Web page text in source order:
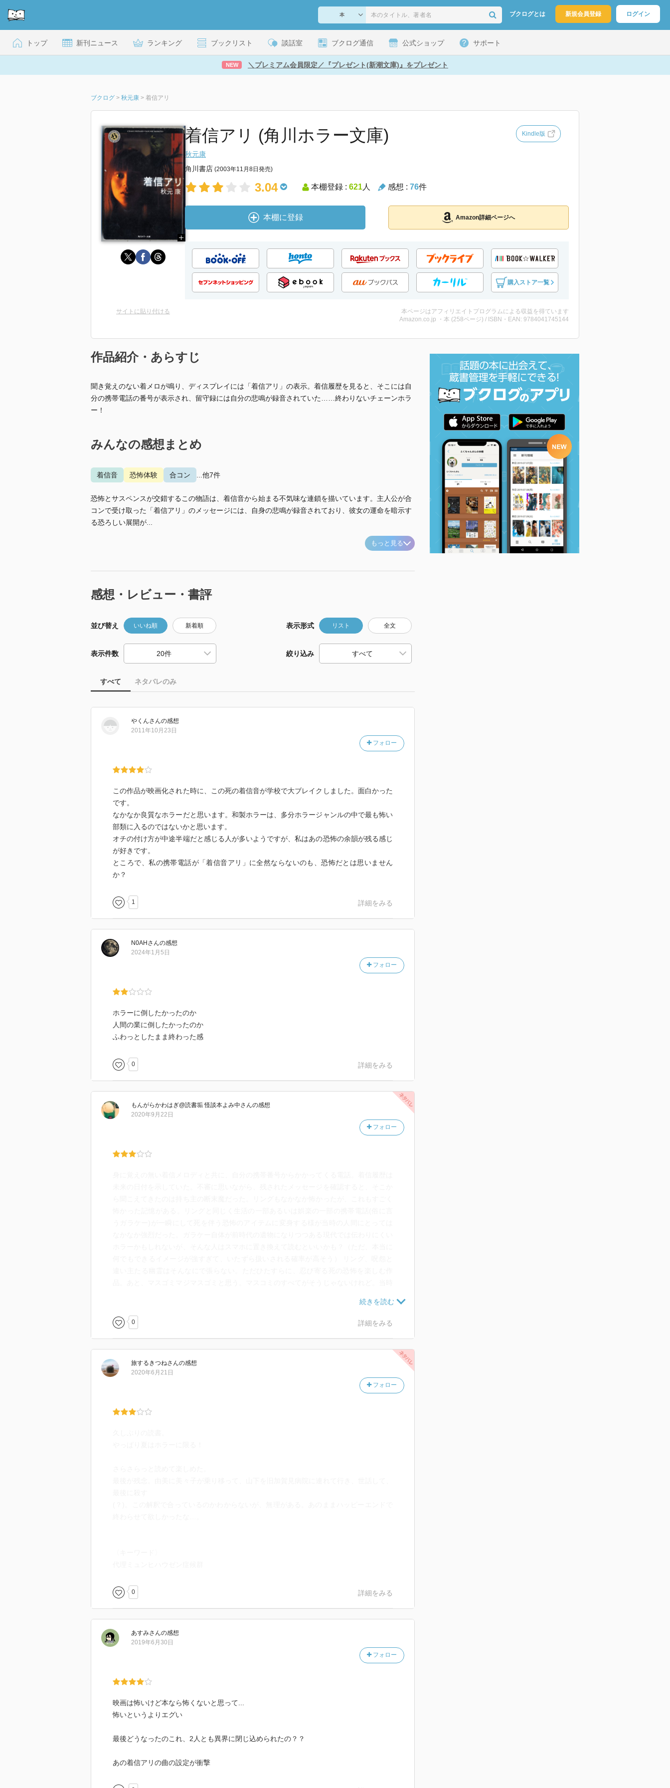
ブクログとは 新規会員登録 ログイン
トップ 新刊ニュース ランキング ブックリスト 談話室 ブクログ通信 公式ショップ サポート
NEW ＼プレミアム会員限定／『プレゼント(新潮文庫)』をプレゼント
ブクログ > 秋元康 > 着信アリ
着信アリ (角川ホラー文庫) Kindle版
秋元康
角川書店 (2003年11月8日発売)
3.04 本棚登録 : 621人 感想 : 76件
本棚に登録 Amazon詳細ページへ
購入ストア一覧
サイトに貼り付ける
本ページはアフィリエイトプログラムによる収益を得ています
Amazon.co.jp ・本 (258ページ) / ISBN・EAN: 9784041745144
作品紹介・あらすじ
聞き覚えのない着メロが鳴り、ディスプレイには「着信アリ」の表示。着信履歴を見ると、そこには自
分の携帯電話の番号が表示され、留守録には自分の悲鳴が録音されていた……終わりないチェーンホラ
ー！
みんなの感想まとめ
着信音 恐怖体験 合コン ...他7件
恐怖とサスペンスが交錯するこの物語は、着信音から始まる不気味な連鎖を描いています。主人公が合
コンで受け取った「着信アリ」のメッセージには、自身の悲鳴が録音されており、彼女の運命を暗示す
る恐ろしい展開が...
もっと見る
感想・レビュー・書評
並び替え いいね順 新着順 表示形式 リスト 全文
表示件数 絞り込み
すべて ネタバレのみ
やくんさんの感想
フォロー
2011年10月23日
この作品が映画化された時に、この死の着信音が学校で大ブレイクしました。面白かった
です。
なかなか良質なホラーだと思います。和製ホラーは、多分ホラージャンルの中で最も怖い
部類に入るのではないかと思います。
オチの付け方が中途半端だと感じる人が多いようですが、私はあの恐怖の余韻が残る感じ
が好きです。
ところで、私の携帯電話が「着信音アリ」に全然ならないのも、恐怖だとは思いません
か？
1 詳細をみる
N0AH さんの感想
フォロー
2024年1月5日
ホラーに倒したかったのか
人間の業に倒したかったのか
ふわっとしたまま終わった感
0 詳細をみる
もんがらかわはぎ@読書垢 怪談本よみ中さんの感想
フォロー
2020年9月22日
が鳴ってたのを思い出した。これ結構気味の悪いメロディラインで、いま思い出しても嫌
な気分になる。 いま口ずさめって言われても多分ある程度正確にできそう。それぐらい
印象に残ってる。
0 詳細をみる
旅するきつねさんの感想
フォロー
2020年6月21日
0 詳細をみる
あすみさんの感想
フォロー
2019年6月30日
‪映画は怖いけど本なら怖くないと思って...‬
‪怖いというよりエグい‬
‪最後どうなったのこれ、2人とも異界に閉じ込められたの？？‬
‪あの着信アリの曲の設定が衝撃‬